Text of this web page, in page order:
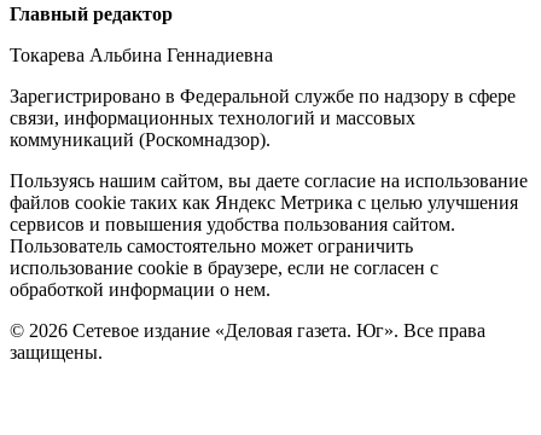
Редакция
Главный редактор
Токарева Альбина Геннадиевна
Зарегистрировано в Федеральной службе по надзору в сфере
связи, информационных технологий и массовых
коммуникаций (Роскомнадзор).
Политика
cookie
Пользуясь нашим сайтом, вы даете согласие на использование
файлов cookie таких как Яндекс Метрика с целью улучшения
сервисов и повышения удобства пользования сайтом.
Пользователь самостоятельно может ограничить
использование cookie в браузере, если не согласен с
обработкой информации о нем.
© 2026 Сетевое издание «Деловая газета. Юг». Все права
защищены.